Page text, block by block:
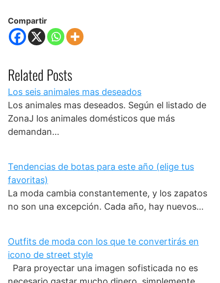
Compartir
Related Posts
Los seis animales mas deseados
Los animales mas deseados. Según el listado de
ZonaJ los animales domésticos que más
demandan…
Tendencias de botas para este año (elige tus
favoritas)
La moda cambia constantemente, y los zapatos
no son una excepción. Cada año, hay nuevos…
Outfits de moda con los que te convertirás en
icono de street style
Para proyectar una imagen sofisticada no es